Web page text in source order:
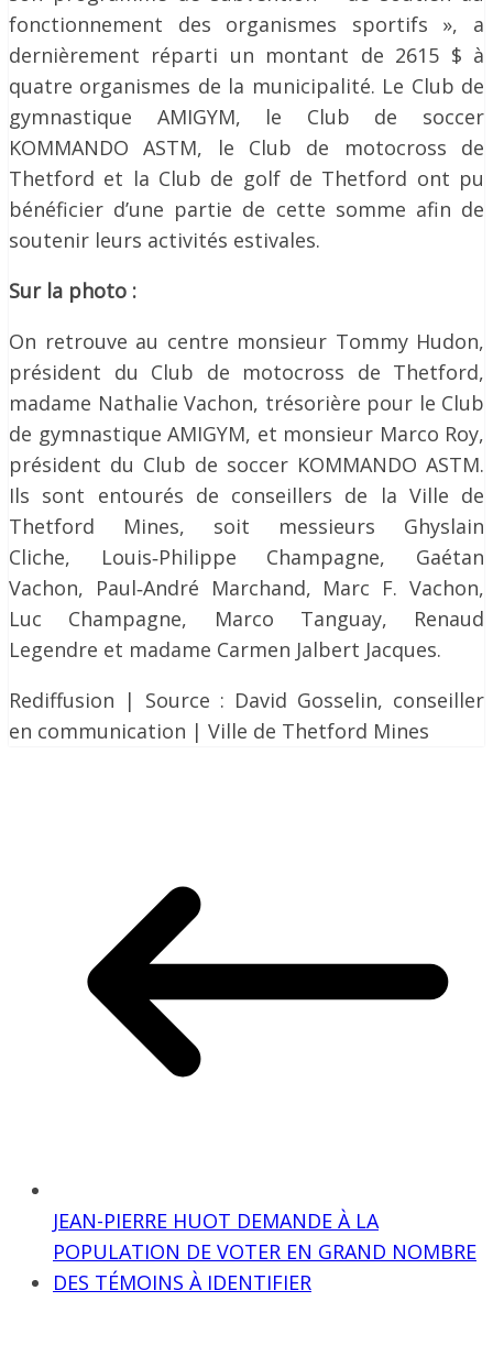
fonctionnement des organismes sportifs », a
dernièrement réparti un montant de 2615 $ à
quatre organismes de la municipalité. Le Club de
gymnastique AMIGYM, le Club de soccer
KOMMANDO ASTM, le Club de motocross de
Thetford et la Club de golf de Thetford ont pu
bénéficier d’une partie de cette somme afin de
soutenir leurs activités estivales.
Sur la photo :
On retrouve au centre monsieur Tommy Hudon,
président du Club de motocross de Thetford,
madame Nathalie Vachon, trésorière pour le Club
de gymnastique AMIGYM, et monsieur Marco Roy,
président du Club de soccer KOMMANDO ASTM.
Ils sont entourés de conseillers de la Ville de
Thetford Mines, soit messieurs Ghyslain
Cliche, Louis‐Philippe Champagne, Gaétan
Vachon, Paul‐André Marchand, Marc F. Vachon,
Luc Champagne, Marco Tanguay, Renaud
Legendre et madame Carmen Jalbert Jacques.
Rediffusion | Source : David Gosselin, conseiller
en communication | Ville de Thetford Mines
JEAN-PIERRE HUOT DEMANDE À LA
POPULATION DE VOTER EN GRAND NOMBRE
DES TÉMOINS À IDENTIFIER